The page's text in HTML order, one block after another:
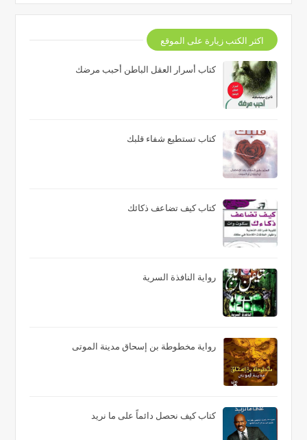
اكثر الكتب زيارة على الموقع
كتاب أسرار العقل الباطن أحبب مرضك
كتاب تستطيع شفاء قلبك
كتاب كيف تضاعف ذكائك
رواية النافذة السرية
رواية مخطوطة بن إسحاق مدينة الموتى
كتاب كيف نحصل دائماً على ما نريد